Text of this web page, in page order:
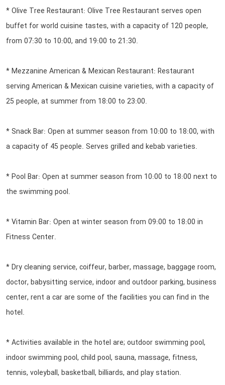
* Olive Tree Restaurant: Olive Tree Restaurant serves open
buffet for world cuisine tastes, with a capacity of 120 people,
from 07:30 to 10:00, and 19:00 to 21:30.
* Mezzanine American & Mexican Restaurant: Restaurant
serving American & Mexican cuisine varieties, with a capacity of
25 people, at summer from 18:00 to 23:00.
* Snack Bar: Open at summer season from 10:00 to 18:00, with
a capacity of 45 people. Serves grilled and kebab varieties.
* Pool Bar: Open at summer season from 10:00 to 18:00 next to
the swimming pool.
* Vitamin Bar: Open at winter season from 09:00 to 18:00 in
Fitness Center.
* Dry cleaning service, coiffeur, barber, massage, baggage room,
doctor, babysitting service, indoor and outdoor parking, business
center, rent a car are some of the facilities you can find in the
hotel.
* Activities available in the hotel are; outdoor swimming pool,
indoor swimming pool, child pool, sauna, massage, fitness,
tennis, voleyball, basketball, billiards, and play station.